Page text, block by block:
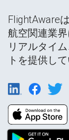
FlightAwareは
航空関連業
リアルタイ
トを提供して